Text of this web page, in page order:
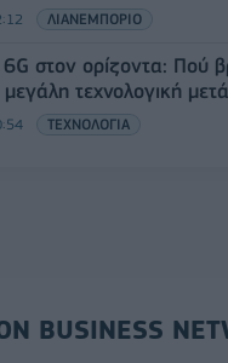
ΛΙΑΝΕΜΠΟΡΙΟ
στον ορίζοντα: Πού
τεχνολογική
ΤΕΧΝΟΛΟΓΙΑ
BUSINESS